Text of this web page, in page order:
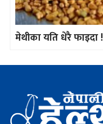
मेथीका यति धेरै फाइदा !